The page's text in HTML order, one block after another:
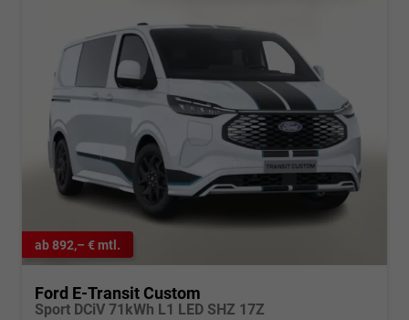
ab 892,– € mtl.
Ford E-Transit Custom
Sport DCiV 71kWh L1 LED SHZ 17Z